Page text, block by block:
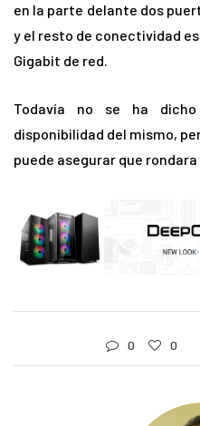
en la parte delante dos
y el resto de conectividad
Gigabit de red.
Todavía no se ha
disponibilidad del mismo,
puede asegurar que rondara
0 0